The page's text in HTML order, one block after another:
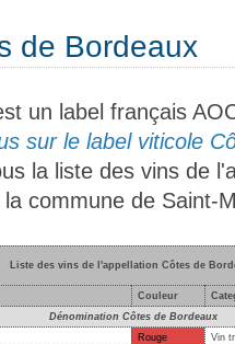
de Bordeaux
un label français
sur le label viticole
la liste des vins de
commune de Saint-
Liste des vins de l'appellation Côtes de
Couleur
Dénomination Côtes de Bordeaux
Rouge
Vin